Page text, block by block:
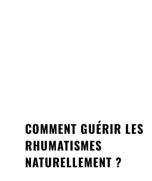
COMMENT GUÉRIR LES
RHUMATISMES
NATURELLEMENT ?